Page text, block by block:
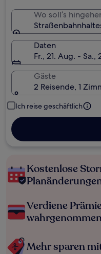
Wo soll’s
Daten
Fr., 21. Aug. - Sa.,
Gäste
2 Reisende, 1
Ich reise geschäftlich
Kostenlose
Verdiene
Mehr sparen